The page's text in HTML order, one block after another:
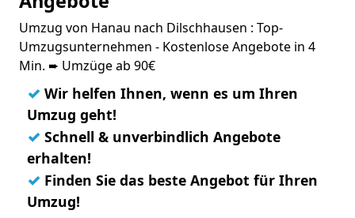
Umzug von Hanau nach Dilschhausen : Top-
Umzugsunternehmen - Kostenlose Angebote in 4
Min. ➨ Umzüge ab 90€
✓ Wir helfen Ihnen, wenn es um Ihren
Umzug geht!
✓ Schnell & unverbindlich Angebote
erhalten!
✓ Finden Sie das beste Angebot für Ihren
Umzug!